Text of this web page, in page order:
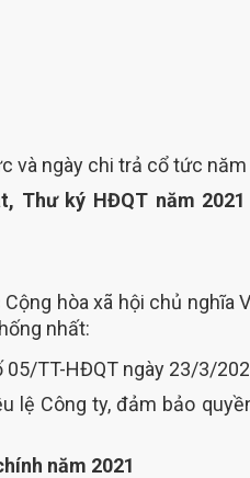
và ngày chi trả cổ tức năm
Thư ký HĐQT năm
hòa xã hội chủ nghĩa
nhất:
05/TT-HĐQT ngày 23/3/
Công ty, đảm bảo
năm 2021